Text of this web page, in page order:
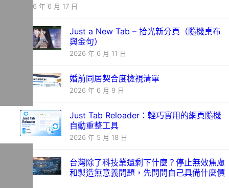
2026 年 6 月 17 日
Just a New Tab – 拾光新分頁（隨機桌布
與金句）
2026 年 6 月 11 日
婚前同居契合度檢視清單
2026 年 6 月 9 日
Just Tab Reloader：輕巧實用的網頁隨機
自動重整工具
2026 年 5 月 18 日
台灣除了科技業還剩下什麼？停止無效焦慮
和製造無意義問題，先問問自己具備什麼價